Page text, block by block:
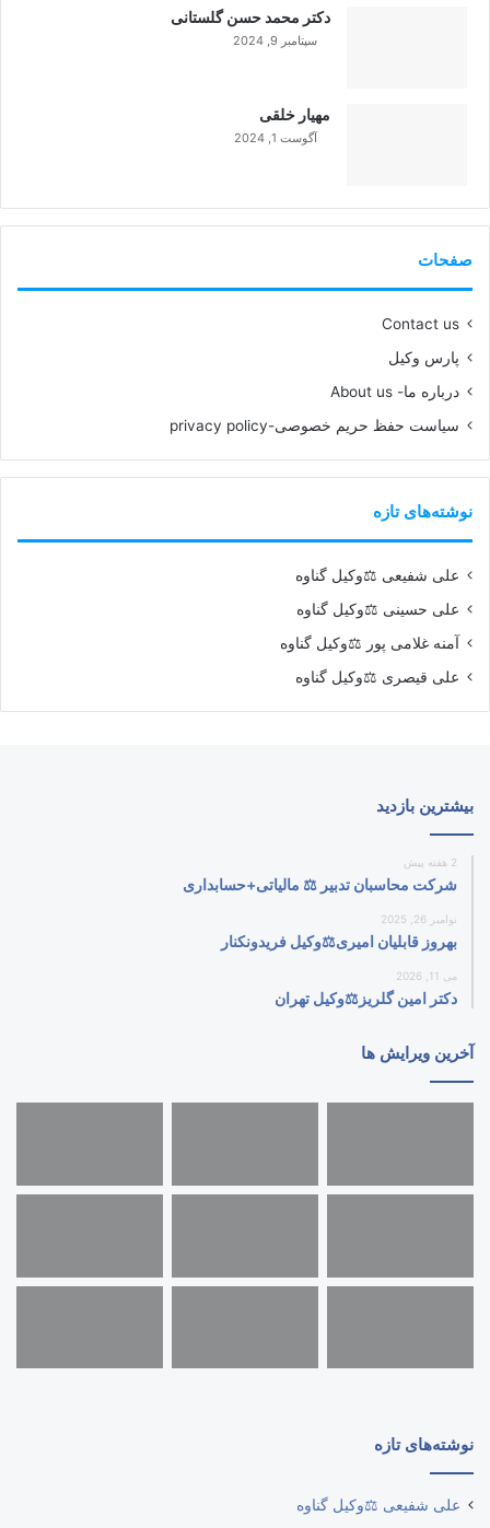
دکتر محمد حسن گلستانی
سپتامبر 9, 2024
مهیار خلقی
آگوست 1, 2024
صفحات
Contact us
پارس وکیل
درباره ما- About us
سیاست حفظ حریم خصوصی-privacy policy
نوشته‌های تازه
علی شفیعی ⚖️وکیل گناوه
علی حسینی ⚖️وکیل گناوه
آمنه غلامی پور ⚖️وکیل گناوه
علی قیصری ⚖️وکیل گناوه
بیشترین بازدید
2 هفته پیش
شرکت محاسبان تدبیر ⚖️ مالیاتی+حسابداری
نوامبر 26, 2025
بهروز قابلیان امیری⚖️وکیل فریدونکنار
می 11, 2026
دکتر امین گلریز⚖️وکیل تهران
آخرین ویرایش ها
نوشته‌های تازه
علی شفیعی ⚖️وکیل گناوه